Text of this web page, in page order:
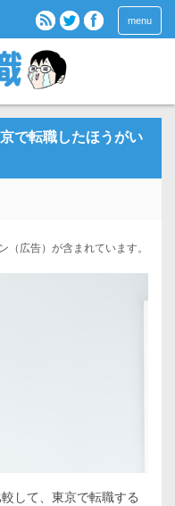
menu
で転職したほうがい
広告）が含まれています。
して、東京で転職する